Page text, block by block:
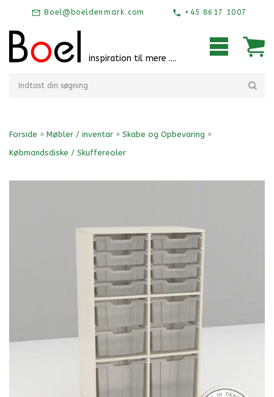
+45 8617 1007
Boel@boeldenmark.com
inspiration til mere ....
Forside » Møbler / inventar » Skabe og Opbevaring »
Købmandsdiske / Skuffereoler